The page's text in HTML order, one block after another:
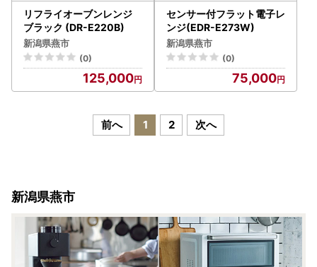
リフライオーブンレンジ
ブラック (DR-E220B)
新潟県燕市
(0)
125,000
センサー付フラット電子レ
ンジ(EDR-E273W)
新潟県燕市
(0)
75,000
前へ 1 2 次へ
新潟県燕市